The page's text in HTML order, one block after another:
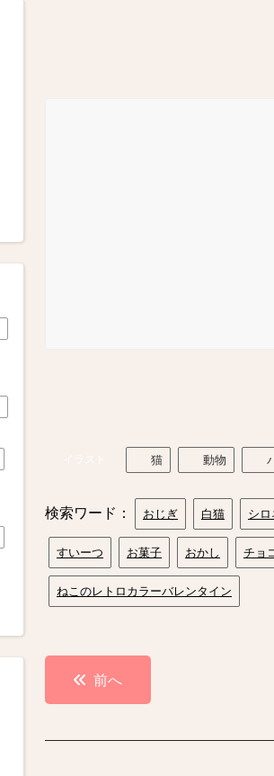
猫 動物
検索ワード： おじぎ 白猫 シロ
すいーつ お菓子 おかし チョ
ねこのレトロカラーバレンタイン
投
稿
ナ
前へ